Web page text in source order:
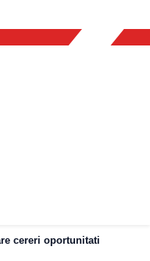
cereri oportunitati